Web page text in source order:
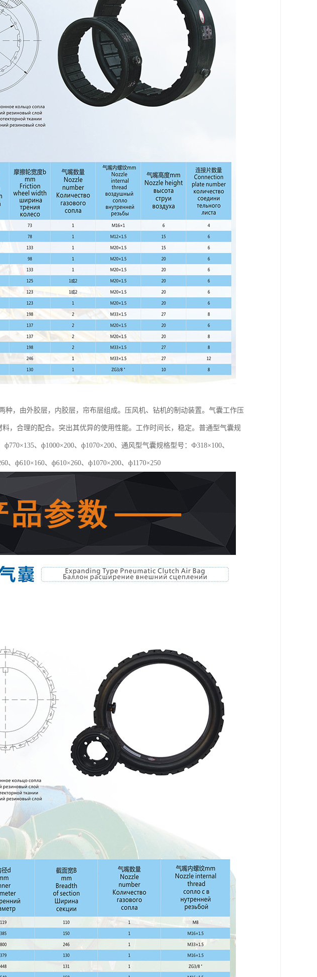
种，由外胶层，内胶层，帘布层组成。压风机、钻机的制动装置。气囊工作压
，合理的配合。突出其优异的使用性能。工作时间长，稳定。普通型气囊规
、ф1000×200、ф1070×200、通风型气囊规格型号：Ф318×100、
、ф610×160、ф610×260、ф1070×200、ф1170×250